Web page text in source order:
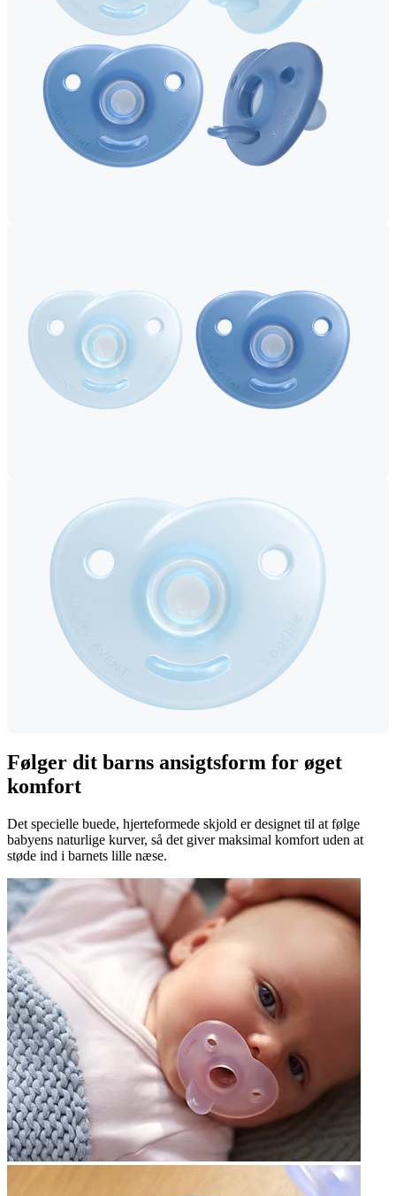
Følger dit barns ansigtsform for øget
komfort
Det specielle buede, hjerteformede skjold er designet til at følge
babyens naturlige kurver, så det giver maksimal komfort uden at
støde ind i barnets lille næse.